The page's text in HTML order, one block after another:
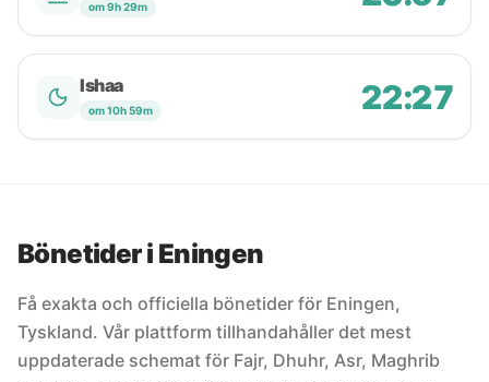
om 9h 29m
Ishaa
om 10h 59m 22:27
Bönetider i Eningen
Få exakta och officiella bönetider för Eningen,
Tyskland. Vår plattform tillhandahåller det mest
uppdaterade schemat för Fajr, Dhuhr, Asr, Maghrib